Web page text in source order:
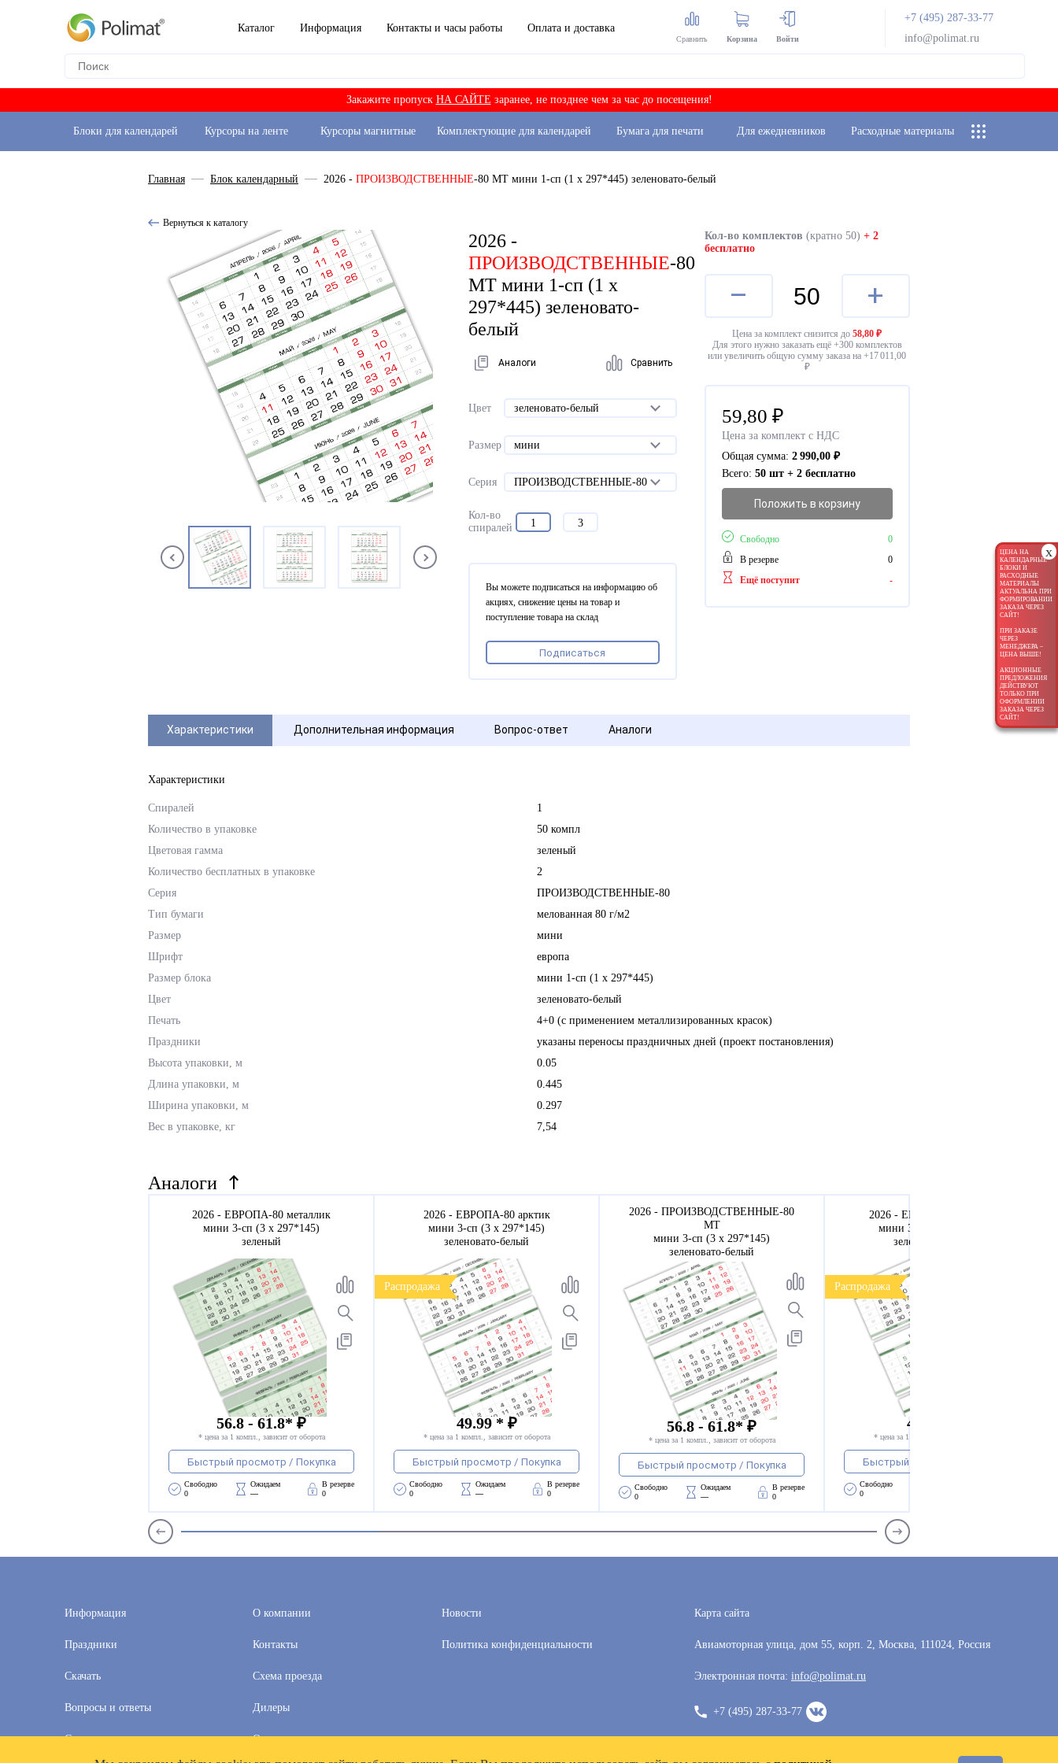
Каталог Информация Контакты и часы работы Оплата и доставка
Сравнить Корзина Войти
+7 (495) 287-33-77
info@polimat.ru
Закажите пропуск НА САЙТЕ заранее, не позднее чем за час до посещения!
Блоки для календарей Курсоры на ленте Курсоры магнитные Комплектующие для календарей Бумага для печати Для ежедневников Расходные материалы
x
ЦЕНА НА
КАЛЕНДАРНЫЕ
БЛОКИ И
РАСХОДНЫЕ
МАТЕРИАЛЫ
АКТУАЛЬНА ПРИ
ФОРМИРОВАНИИ
ЗАКАЗА ЧЕРЕЗ
САЙТ!
ПРИ ЗАКАЗЕ
ЧЕРЕЗ
МЕНЕДЖЕРА –
ЦЕНА ВЫШЕ!
АКЦИОННЫЕ
ПРЕДЛОЖЕНИЯ
ДЕЙСТВУЮТ
ТОЛЬКО ПРИ
ОФОРМЛЕНИИ
ЗАКАЗА ЧЕРЕЗ
САЙТ!
Главная Блок календарный 2026 - ПРОИЗВОДСТВЕННЫЕ-80 МТ мини 1-сп (1 х 297*445) зеленовато-белый
Вернуться к каталогу
2026 -
ПРОИЗВОДСТВЕННЫЕ-80
МТ мини 1-сп (1 х
297*445) зеленовато-
белый
Аналоги Сравнить
Цвет зеленовато-белый
Размер мини
Серия ПРОИЗВОДСТВЕННЫЕ-80
Кол-во
спиралей
1 3
Кол-во комплектов (кратно 50) + 2
бесплатно
– +
Цена за комплект снизится до58,80 ₽
Для этого нужно заказать ещё +300комплектов
или увеличить общую сумму заказа на +17 011,00
₽
59,80 ₽
Цена за комплект с НДС
Общая сумма: 2 990,00₽
Всего: 50 шт + 2 бесплатно
Положить в корзину
Свободно
0
В резерве
0
Ещё поступит
-
Вы можете подписаться на информацию об
акциях, снижение цены на товар и
поступление товара на склад
Подписаться
Характеристики Дополнительная информация Вопрос-ответ Аналоги
Характеристики
Спиралей
1
Количество в упаковке
50 компл
Цветовая гамма
зеленый
Количество бесплатных в упаковке
2
Серия
ПРОИЗВОДСТВЕННЫЕ-80
Тип бумаги
мелованная 80 г/м2
Размер
мини
Шрифт
европа
Размер блока
мини 1-сп (1 х 297*445)
Цвет
зеленовато-белый
Печать
4+0 (с применением металлизированных красок)
Праздники
указаны переносы праздничных дней (проект постановления)
Высота упаковки, м
0.05
Длина упаковки, м
0.445
Ширина упаковки, м
0.297
Вес в упаковке, кг
7,54
Аналоги
2026 - ЕВРОПА-80 металлик
мини 3-сп (3 х 297*145)
зеленый
56.8 - 61.8* ₽
* цена за 1 компл., зависит от оборота
Быстрый просмотр / Покупка
Свободно
0
Ожидаем
—
В резерве
0
Распродажа
2026 - ЕВРОПА-80 арктик
мини 3-сп (3 х 297*145)
зеленовато-белый
49.99 * ₽
* цена за 1 компл., зависит от оборота
Быстрый просмотр / Покупка
Свободно
0
Ожидаем
—
В резерве
0
2026 - ПРОИЗВОДСТВЕННЫЕ-80
МТ
мини 3-сп (3 х 297*145)
зеленовато-белый
56.8 - 61.8* ₽
* цена за 1 компл., зависит от оборота
Быстрый просмотр / Покупка
Свободно
0
Ожидаем
—
В резерве
0
Распродажа
2026 - ЕВРОПА-80 арктик-2
мини 3-сп (3 х 297*145)
зеленые выходные
49.99 * ₽
* цена за 1 компл., зависит от оборота
Быстрый просмотр / Покупка
Свободно
0
Информация
Праздники
Скачать
Вопросы и ответы
Скидки
О компании
Контакты
Схема проезда
Дилеры
Оплата и доставка
Новости
Политика конфиденциальности
Карта сайта
Авиамоторная улица, дом 55, корп. 2, Москва, 111024, Россия
Электронная почта: info@polimat.ru
+7 (495) 287-33-77